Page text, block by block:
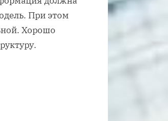
При этом
Хорошо